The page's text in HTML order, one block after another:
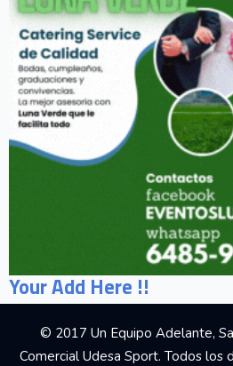
Your Add Here !!
© 2017 Un Equipo Adelante,
Comercial Udesa Sport. Todos los